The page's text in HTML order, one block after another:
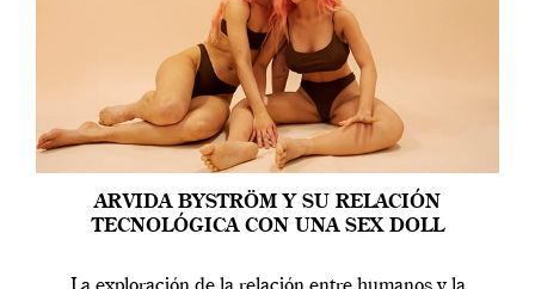
ARVIDA BYSTRÖM Y SU RELACIÓN
TECNOLÓGICA CON UNA SEX DOLL